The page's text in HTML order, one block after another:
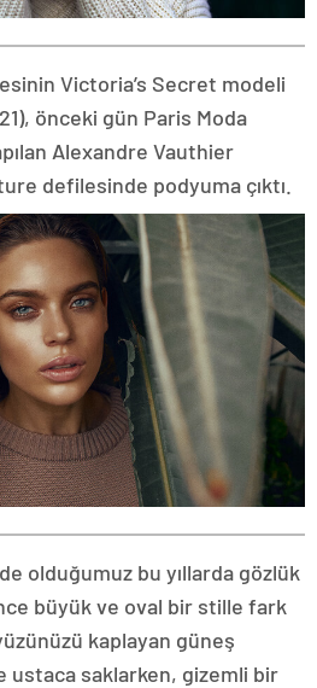
Victoria’s Secret modeli
önceki gün Paris Moda
Alexandre Vauthier
defilesinde podyuma çıktı.
olduğumuz bu yıllarda gözlük
büyük ve oval bir stille fark
kaplayan güneş
ustaca saklarken, gizemli bir